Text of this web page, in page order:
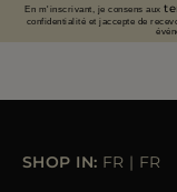
En m'inscrivant, je consens aux
confidentialité et jaccepte de
SHOP IN: FR | FR